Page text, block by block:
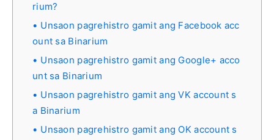
rium?
Unsaon pagrehistro gamit ang Facebook acc
ount sa Binarium
Unsaon pagrehistro gamit ang Google+ acco
unt sa Binarium
Unsaon pagrehistro gamit ang VK account s
a Binarium
Unsaon pagrehistro gamit ang OK account s